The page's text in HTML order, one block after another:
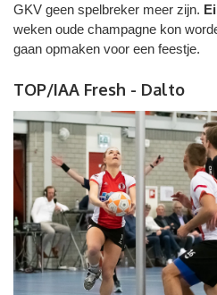
GKV geen spelbreker meer zijn.
weken oude champagne kon
gaan opmaken voor een feestje.
TOP/IAA Fresh - Dalto